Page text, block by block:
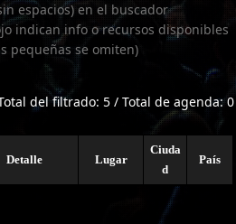
espacios) en el buscador
indican info o recursos disponibles
pequeñas se omiten)
del filtrado: 5 / Total de agenda: 0
Detalle Lugar
Ciuda
d
País